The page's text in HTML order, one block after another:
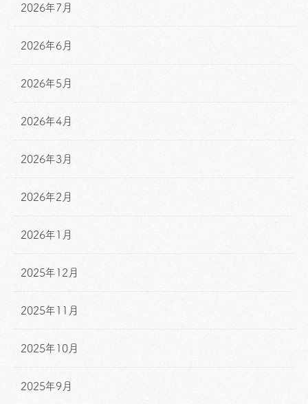
2026年7月
2026年6月
2026年5月
2026年4月
2026年3月
2026年2月
2026年1月
2025年12月
2025年11月
2025年10月
2025年9月